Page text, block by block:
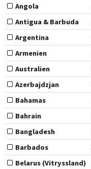
Angola
Antigua & Barbuda
Argentina
Armenien
Australien
Azerbajdzjan
Bahamas
Bahrain
Bangladesh
Barbados
Belarus (Vitryssland)